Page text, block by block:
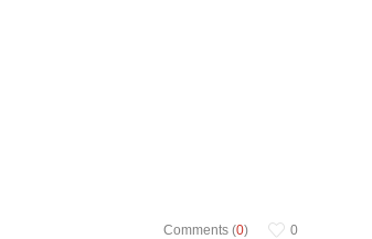
Comments (0) 0